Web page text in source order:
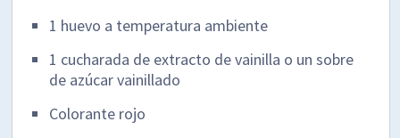
1 huevo a temperatura ambiente
1 cucharada de extracto de vainilla o un sobre
de azúcar vainillado
Colorante rojo